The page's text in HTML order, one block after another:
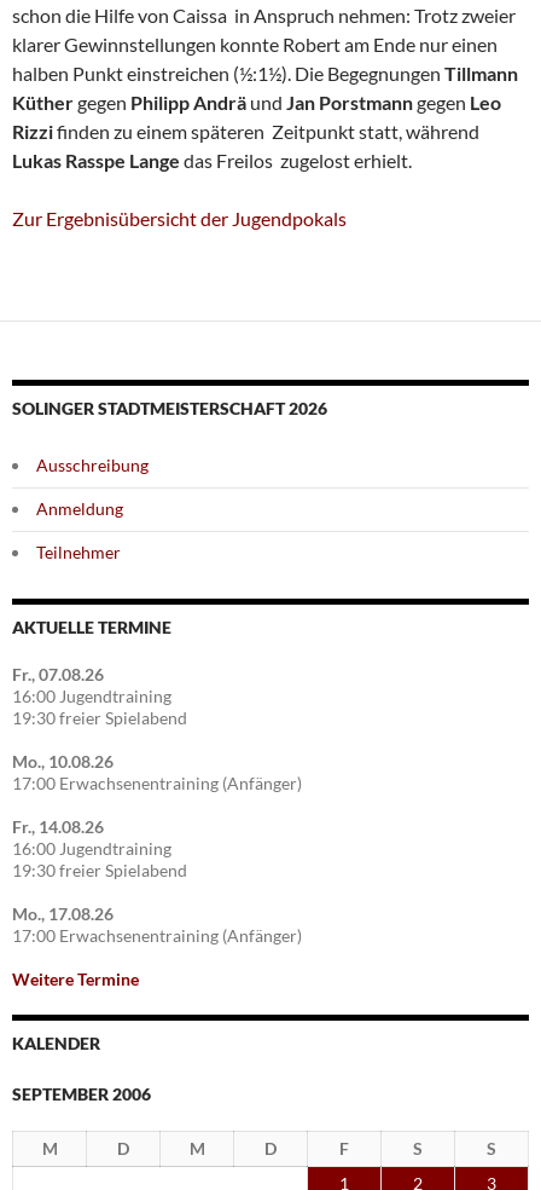
schon die Hilfe von Caissa in Anspruch nehmen: Trotz zweier
klarer Gewinnstellungen konnte Robert am Ende nur einen
halben Punkt einstreichen (½:1½). Die Begegnungen Tillmann
Küthergegen Philipp Andrä und Jan Porstmanngegen Leo
Rizzifinden zu einem späteren Zeitpunkt statt, während
Lukas Rasspe Lange das Freilos zugelost erhielt.
Zur Ergebnisübersicht der Jugendpokals
SOLINGER STADTMEISTERSCHAFT 2026
Ausschreibung
Anmeldung
Teilnehmer
AKTUELLE TERMINE
Fr., 07.08.26
16:00 Jugendtraining
19:30 freier Spielabend
Mo., 10.08.26
17:00 Erwachsenentraining (Anfänger)
Fr., 14.08.26
16:00 Jugendtraining
19:30 freier Spielabend
Mo., 17.08.26
17:00 Erwachsenentraining (Anfänger)
Weitere Termine
KALENDER
SEPTEMBER 2006
M D M D F S
S
1
2
3